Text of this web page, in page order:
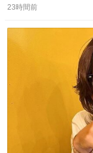
済むと良いな
信
ポ
23時間前